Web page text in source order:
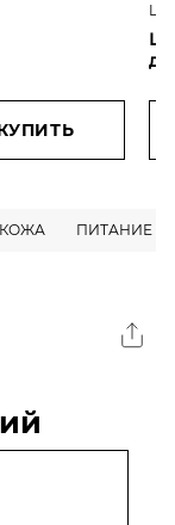
ПИТАНИЕ